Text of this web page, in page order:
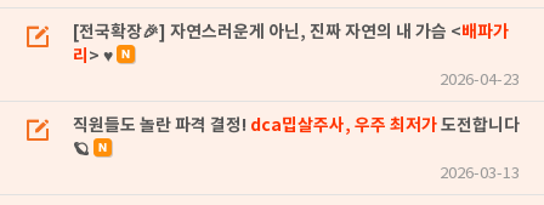
[전국확장🎉] 자연스러운게 아닌, 진짜 자연의 내 가슴 <배파가
리 > ♥
2026-04-23
직원들도 놀란 파격 결정! dca밉살주사, 우주 최저가도전합니다
🪐
2026-03-13